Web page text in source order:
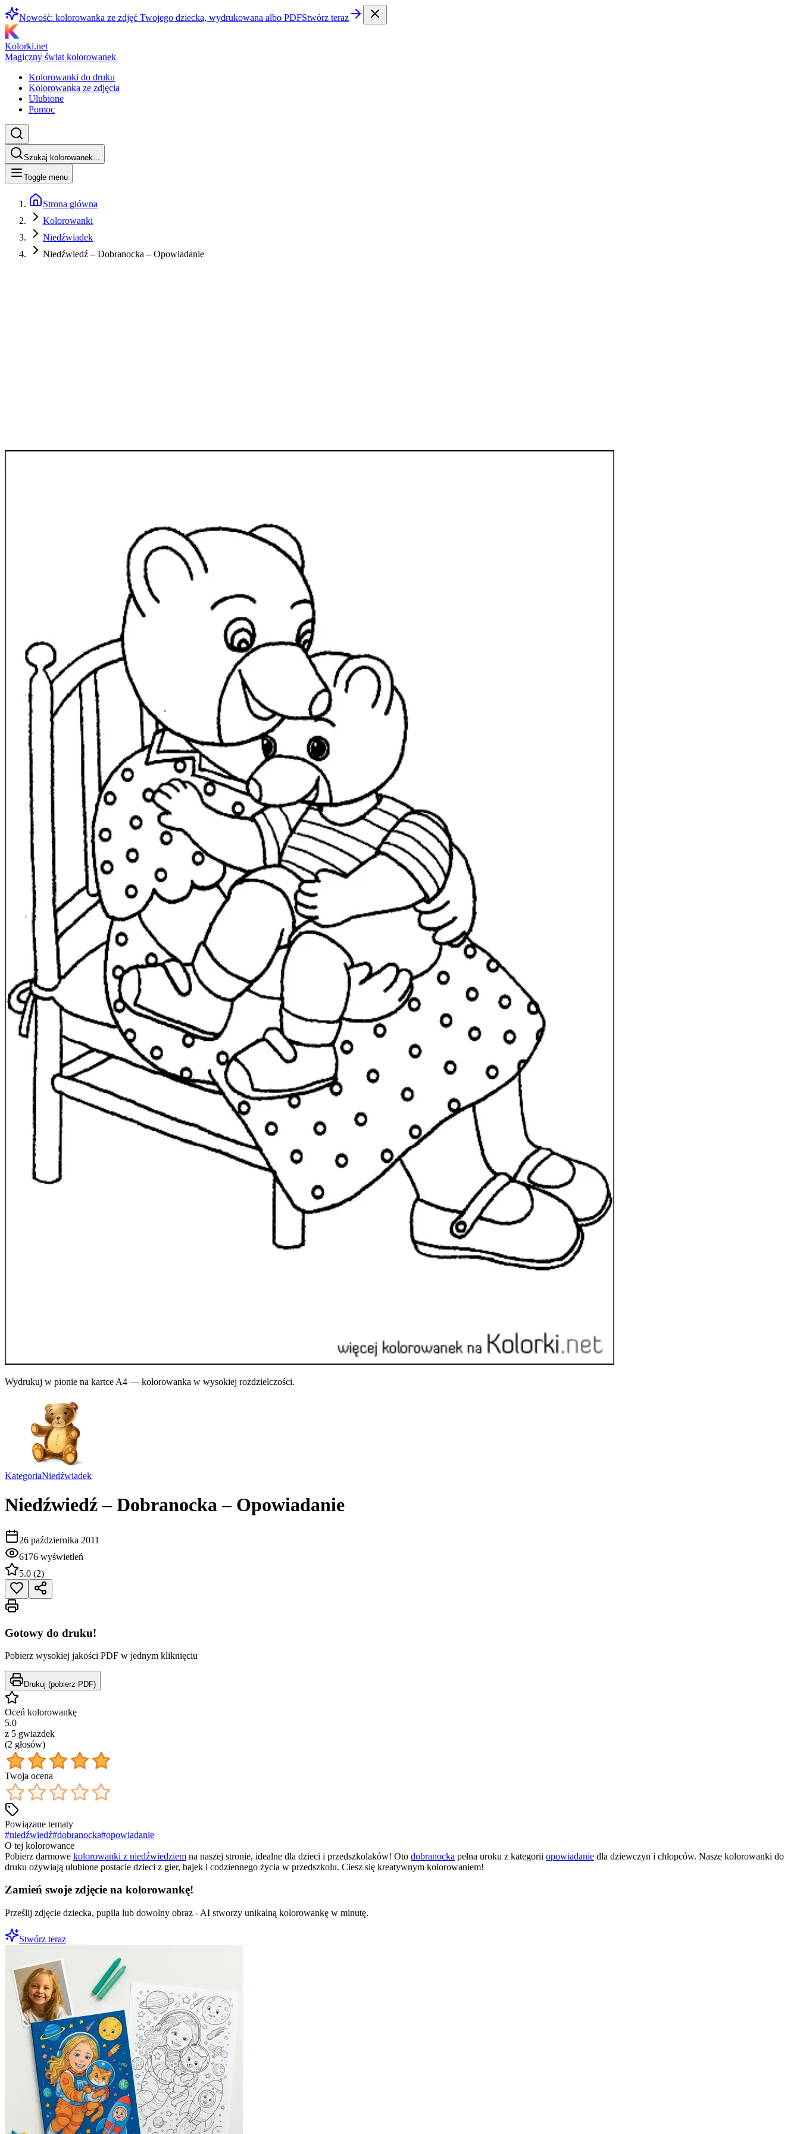
Nowość: kolorowanka ze zdjęć Twojego dziecka, wydrukowana albo PDFStwórz teraz
Kolorki.net
Magiczny świat kolorowanek
Kolorowanki do druku
Kolorowanka ze zdjęcia
Ulubione
Pomoc
Szukaj kolorowanek...
Toggle menu
Strona główna
Kolorowanki
Niedźwiadek
Niedźwiedź – Dobranocka – Opowiadanie
Wydrukuj w pionie na kartce A4 — kolorowanka w wysokiej rozdzielczości.
KategoriaNiedźwiadek
Niedźwiedź – Dobranocka – Opowiadanie
26 października 2011
6176 wyświetleń
5.0 (2)
Gotowy do druku!
Pobierz wysokiej jakości PDF w jednym kliknięciu
Drukuj (pobierz PDF)
Oceń kolorowankę
5.0
z 5 gwiazdek
(2 głosów)
Twoja ocena
Powiązane tematy
#niedźwiedź#dobranocka#opowiadanie
O tej kolorowance
Pobierz darmowe kolorowanki z niedźwiedziem na naszej stronie, idealne dla dzieci i przedszkolaków! Oto dobranocka pełna uroku z kategorii opowiadanie dla dziewczyn i chłopców. Nasze kolorowanki do
druku ożywiają ulubione postacie dzieci z gier, bajek i codziennego życia w przedszkolu. Ciesz się kreatywnym kolorowaniem!
Zamień swoje zdjęcie na kolorowankę!
Prześlij zdjęcie dziecka, pupila lub dowolny obraz - AI stworzy unikalną kolorowankę w minutę.
Stwórz teraz